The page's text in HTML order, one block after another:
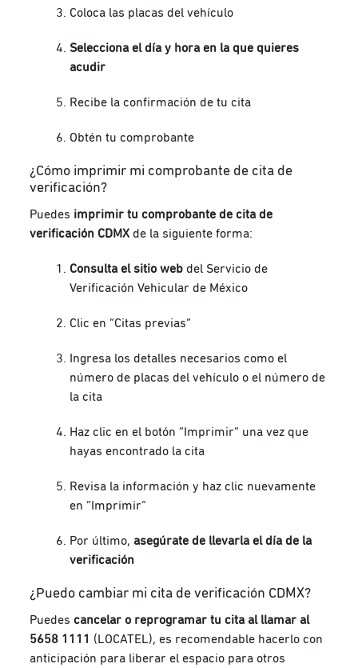
Coloca las placas del vehículo
Selecciona el día y hora en la que quieres
acudir
Recibe la confirmación de tu cita
Obtén tu comprobante
¿Cómo imprimir mi comprobante de cita de
verificación?
Puedes imprimir tu comprobante de cita de
verificación CDMX de la siguiente forma:
Consulta el sitio web del Servicio de
Verificación Vehicular de México
Clic en “Citas previas”
Ingresa los detalles necesarios como el
número de placas del vehículo o el número de
la cita
Haz clic en el botón “Imprimir” una vez que
hayas encontrado la cita
Revisa la información y haz clic nuevamente
en “Imprimir”
Por último, asegúrate de llevarla el día de la
verificación
¿Puedo cambiar mi cita de verificación CDMX?
Puedescancelar o reprogramar tu cita al llamar al
5658 1111 (LOCATEL), es recomendable hacerlo con
anticipación para liberar el espacio para otros